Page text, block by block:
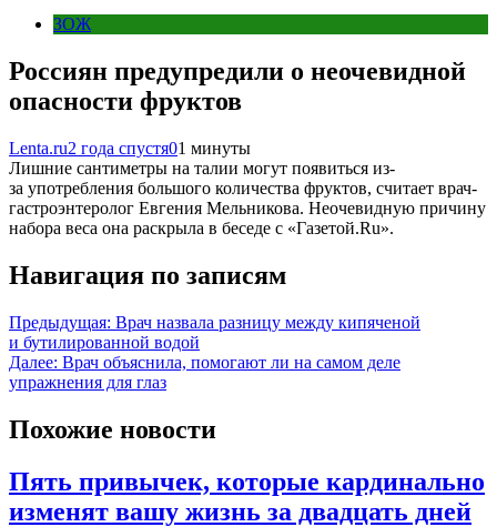
ЗОЖ
Россиян предупредили о неочевидной
опасности фруктов
Lenta.ru2 года спустя01 минуты
Лишние сантиметры на талии могут появиться из-
за употребления большого количества фруктов, считает врач-
гастроэнтеролог Евгения Мельникова. Неочевидную причину
набора веса она раскрыла в беседе с «Газетой.Ru».
Навигация по записям
Предыдущая: Врач назвала разницу между кипяченой
и бутилированной водой
Далее: Врач объяснила, помогают ли на самом деле
упражнения для глаз
Похожие новости
Пять привычек, которые кардинально
изменят вашу жизнь за двадцать дней